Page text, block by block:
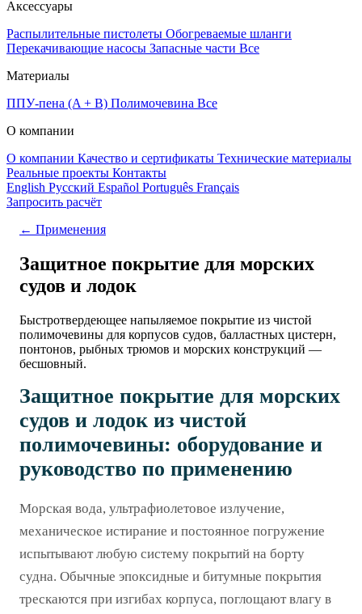
Аксессуары
Распылительные пистолеты Обогреваемые шланги
Перекачивающие насосы Запасные части Все
Материалы
ППУ-пена (A + B) Полимочевина Все
О компании
О компании Качество и сертификаты Технические материалы
Реальные проекты Контакты
English Русский Español Português Français
Запросить расчёт
← Применения
Защитное покрытие для морских
судов и лодок
Быстротвердеющее напыляемое покрытие из чистой
полимочевины для корпусов судов, балластных цистерн,
понтонов, рыбных трюмов и морских конструкций —
бесшовный.
Защитное покрытие для морских
судов и лодок из чистой
полимочевины: оборудование и
руководство по применению
Морская вода, ультрафиолетовое излучение,
механическое истирание и постоянное погружение
испытывают любую систему покрытий на борту
судна. Обычные эпоксидные и битумные покрытия
трескаются при изгибах корпуса, поглощают влагу в